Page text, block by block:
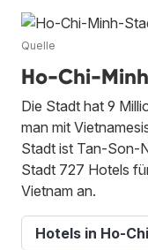
Quelle
Ho-Chi-
Die Stadt hat 9
man mit
Stadt ist Tan-Son-
Stadt 727 Hotels
Vietnam an.
Hotels in Ho-